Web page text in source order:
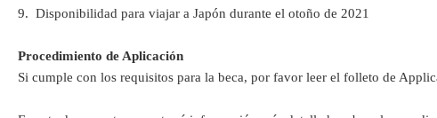
9. Disponibilidad para viajar a Japón durante el otoño de 2021
Procedimiento de Aplicación
Si cumple con los requisitos para la beca, por favor leer el folleto de